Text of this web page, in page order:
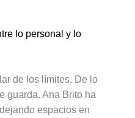
lo personal y lo
de los límites. De lo
guarda. Ana Brito ha
espacios en